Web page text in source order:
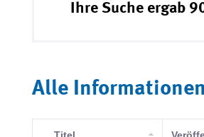
Ihre Suche ergab
Alle Informationen